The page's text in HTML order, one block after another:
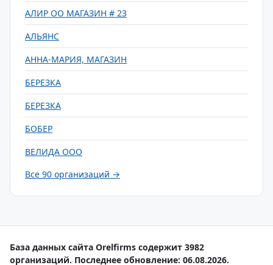
АЛИР ОО МАГАЗИН # 23
АЛЬЯНС
АННА-МАРИЯ, МАГАЗИН
БЕРЕЗКА
БЕРЕЗКА
БОБЕР
ВЕЛИДА ООО
Все 90 организаций →
База данных сайта Orelfirms содержит 3982
организаций. Последнее обновление: 06.08.2026.